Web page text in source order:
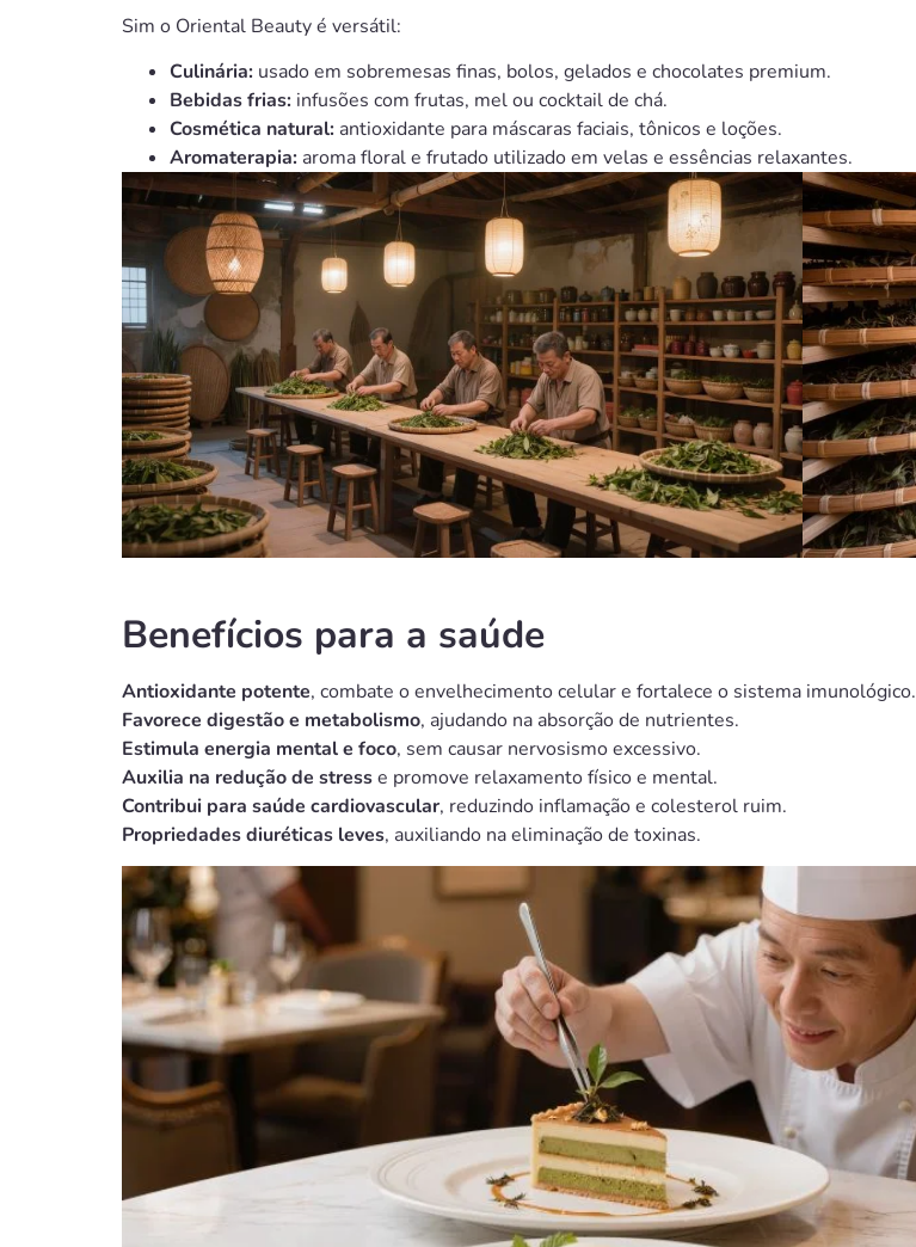
Sim o Oriental Beauty é versátil:
Culinária: usado em sobremesas finas, bolos, gelados e chocolates premium.
Bebidas frias: infusões com frutas, mel ou cocktail de chá.
Cosmética natural: antioxidante para máscaras faciais, tônicos e loções.
Aromaterapia: aroma floral e frutado utilizado em velas e essências relaxantes.
Benefícios para a saúde
Antioxidante potente, combate o envelhecimento celular e fortalece o sistema imunológico.
Favorece digestão e metabolismo, ajudando na absorção de nutrientes.
Estimula energia mental e foco, sem causar nervosismo excessivo.
Auxilia na redução de stresse promove relaxamento físico e mental.
Contribui para saúde cardiovascular, reduzindo inflamação e colesterol ruim.
Propriedades diuréticas leves, auxiliando na eliminação de toxinas.